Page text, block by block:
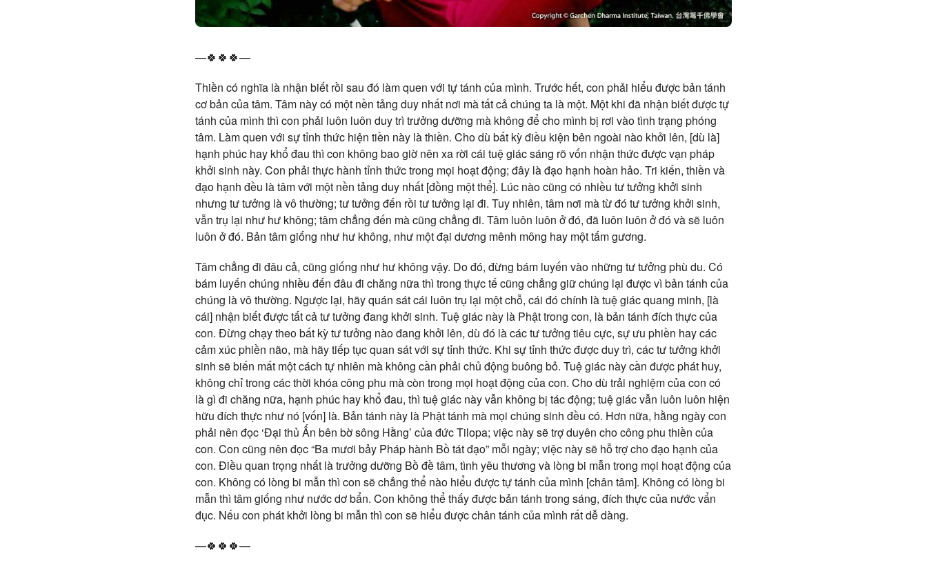
—🍀🍀🍀—
Thiền có nghĩa là nhận biết rồi sau đó làm quen với tự tánh của mình. Trước hết, con phải hiểu được bản tánh
cơ bản của tâm. Tâm này có một nền tảng duy nhất nơi mà tất cả chúng ta là một. Một khi đã nhận biết được tự
tánh của mình thì con phải luôn luôn duy trì trưởng dưỡng mà không để cho mình bị rơi vào tình trạng phóng
tâm. Làm quen với sự tỉnh thức hiện tiền này là thiền. Cho dù bất kỳ điều kiện bên ngoài nào khởi lên, [dù là]
hạnh phúc hay khổ đau thì con không bao giờ nên xa rời cái tuệ giác sáng rõ vốn nhận thức được vạn pháp
khởi sinh này. Con phải thực hành tỉnh thức trong mọi hoạt động; đây là đạo hạnh hoàn hảo. Tri kiến, thiền và
đạo hạnh đều là tâm với một nền tảng duy nhất [đồng một thể]. Lúc nào cũng có nhiều tư tưởng khởi sinh
nhưng tư tưởng là vô thường; tư tưởng đến rồi tư tưởng lại đi. Tuy nhiên, tâm nơi mà từ đó tư tưởng khởi sinh,
vẫn trụ lại như hư không; tâm chẳng đến mà cũng chẳng đi. Tâm luôn luôn ở đó, đã luôn luôn ở đó và sẽ luôn
luôn ở đó. Bản tâm giống như hư không, như một đại dương mênh mông hay một tấm gương.
Tâm chẳng đi đâu cả, cũng giống như hư không vậy. Do đó, đừng bám luyến vào những tư tưởng phù du. Có
bám luyến chúng nhiều đến đâu đi chăng nữa thì trong thực tế cũng chẳng giữ chúng lại được vì bản tánh của
chúng là vô thường. Ngược lại, hãy quán sát cái luôn trụ lại một chỗ, cái đó chính là tuệ giác quang minh, [là
cái] nhận biết được tất cả tư tưởng đang khởi sinh. Tuệ giác này là Phật trong con, là bản tánh đích thực của
con. Đừng chạy theo bất kỳ tư tưởng nào đang khởi lên, dù đó là các tư tưởng tiêu cực, sự ưu phiền hay các
cảm xúc phiền não, mà hãy tiếp tục quan sát với sự tỉnh thức. Khi sự tỉnh thức được duy trì, các tư tưởng khởi
sinh sẽ biến mất một cách tự nhiên mà không cần phải chủ động buông bỏ. Tuệ giác này cần được phát huy,
không chỉ trong các thời khóa công phu mà còn trong mọi hoạt động của con. Cho dù trải nghiệm của con có
là gì đi chăng nữa, hạnh phúc hay khổ đau, thì tuệ giác này vẫn không bị tác động; tuệ giác vẫn luôn luôn hiện
hữu đích thực như nó [vốn] là. Bản tánh này là Phật tánh mà mọi chúng sinh đều có. Hơn nữa, hằng ngày con
phải nên đọc ‘Đại thủ Ấn bên bờ sông Hằng’ của đức Tilopa; việc này sẽ trợ duyên cho công phu thiền của
con. Con cũng nên đọc “Ba mươi bảy Pháp hành Bồ tát đạo” mỗi ngày; việc này sẽ hỗ trợ cho đạo hạnh của
con. Điều quan trọng nhất là trưởng dưỡng Bồ đề tâm, tình yêu thương và lòng bi mẫn trong mọi hoạt động của
con. Không có lòng bi mẫn thì con sẽ chẳng thể nào hiểu được tự tánh của mình [chân tâm]. Không có lòng bi
mẫn thì tâm giống như nước dơ bẩn. Con không thể thấy được bản tánh trong sáng, đích thực của nước vẩn
đục. Nếu con phát khởi lòng bi mẫn thì con sẽ hiểu được chân tánh của mình rất dễ dàng.
—🍀🍀🍀—